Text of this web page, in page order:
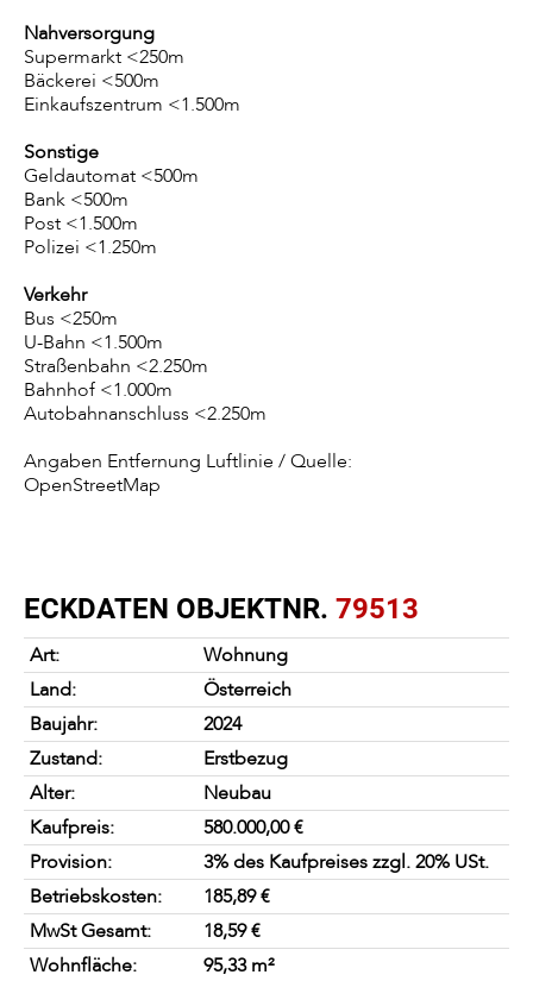
Nahversorgung
Supermarkt <250m
Bäckerei <500m
Einkaufszentrum <1.500m
Sonstige
Geldautomat <500m
Bank <500m
Post <1.500m
Polizei <1.250m
Verkehr
Bus <250m
U-Bahn <1.500m
Straßenbahn <2.250m
Bahnhof <1.000m
Autobahnanschluss <2.250m
Angaben Entfernung Luftlinie / Quelle:
OpenStreetMap
ECKDATEN OBJEKTNR. 79513
Art:
Wohnung
Land:
Österreich
Baujahr:
2024
Zustand:
Erstbezug
Alter:
Neubau
Kaufpreis:
580.000,00€
Provision:
3% des Kaufpreises zzgl. 20% USt.
Betriebskosten:
185,89 €
MwSt Gesamt:
18,59 €
Wohnfläche:
95,33 m²